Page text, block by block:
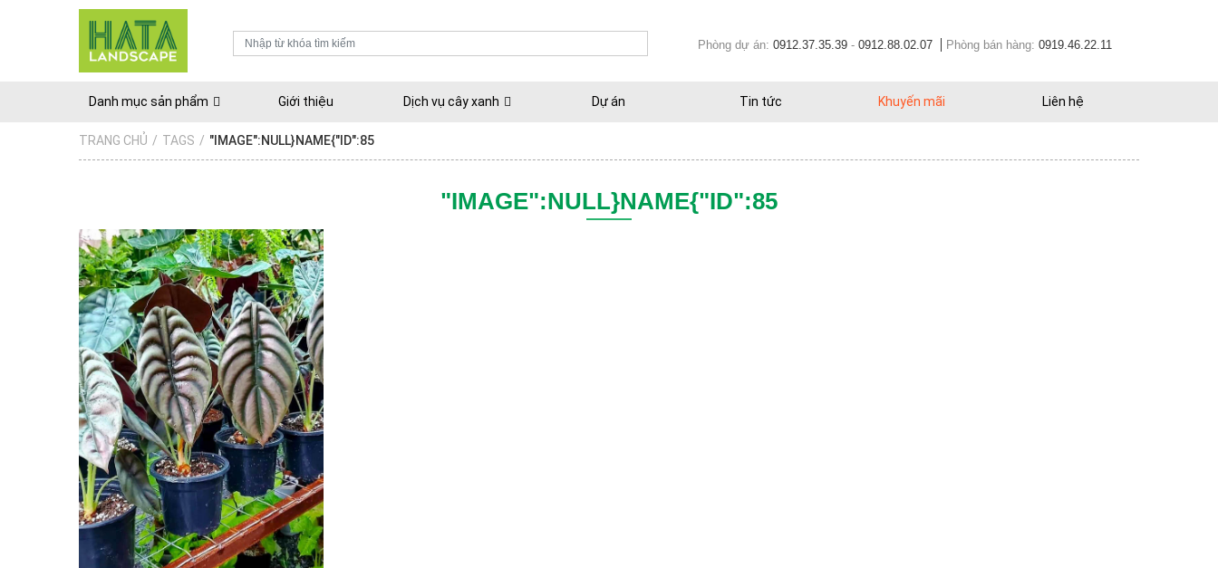
Phòng dự án: 0912.37.35.39 - 0912.88.02.07 Phòng bán hàng: 0919.46.22.11
Danh mục sản phẩm Giới thiệu Dịch vụ cây xanh Dự án Tin tức Khuyến mãi Liên hệ
TRANG CHỦ / TAGS / "IMAGE":NULL}NAME{"ID":85
"IMAGE":NULL}NAME{"ID":85